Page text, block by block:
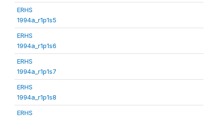
ERHS
1994a_r1p1s5
ERHS
1994a_r1p1s6
ERHS
1994a_r1p1s7
ERHS
1994a_r1p1s8
ERHS